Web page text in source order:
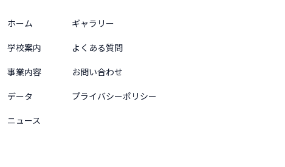
ホーム
学校案内
事業内容
データ
ニュース
ギャラリー
よくある質問
お問い合わせ
プライバシーポリシー